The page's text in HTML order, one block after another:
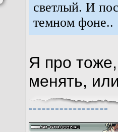
светлый. И
темном фоне..
Я про
менять,